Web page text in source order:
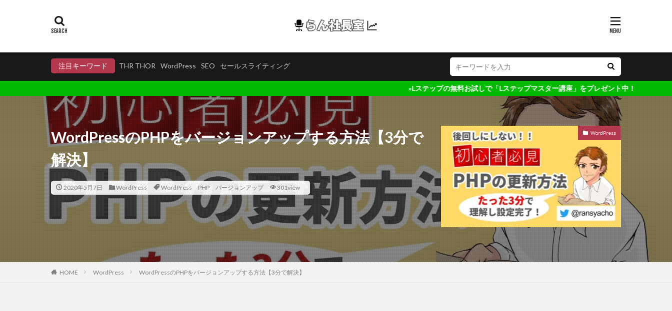
注目キーワード THR THOR WordPress SEO セールスライティング
»Lステップの無料お試しで「Lステップマスター講座」をプレゼント中！
WordPressのPHPをバージョンアップする方法【3分で
解決】
2020年5月7日 WordPress WordPress PHP バージョンアップ 301view
WordPress
HOME WordPress WordPressのPHPをバージョンアップする方法【3分で解決】